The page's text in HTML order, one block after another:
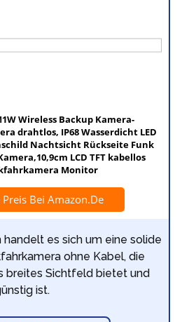
Wireless Backup Kamera-
drahtlos, IP68 Wasserdicht LED
Nachtsicht Rückseite Funk
LCD TFT kabellos
Monitor
Preis Bei Amazon.de
handelt es sich um eine solide
ohne Kabel, die
breites Sichtfeld bietet und
ist.